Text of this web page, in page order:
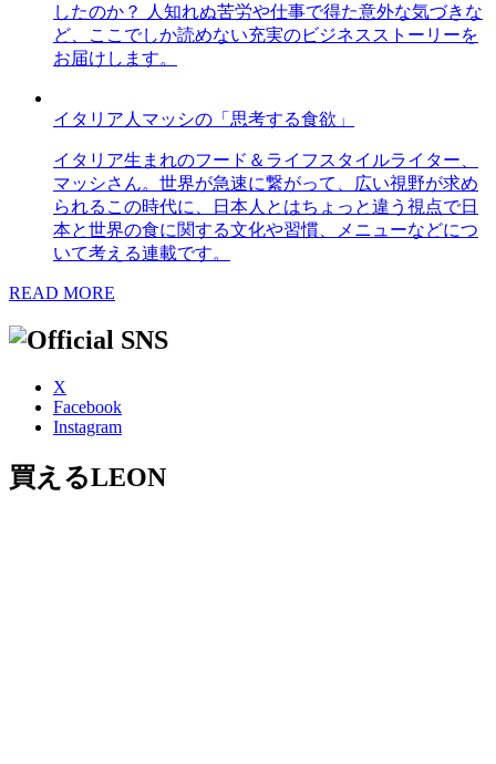
したのか？ 人知れぬ苦労や仕事で得た意外な気づきな
ど、ここでしか読めない充実のビジネスストーリーを
お届けします。
イタリア人マッシの「思考する食欲」
イタリア生まれのフード＆ライフスタイルライター、
マッシさん。世界が急速に繋がって、広い視野が求め
られるこの時代に、日本人とはちょっと違う視点で日
本と世界の食に関する文化や習慣、メニューなどにつ
いて考える連載です。
READ MORE
X
Facebook
Instagram
買えるLEON